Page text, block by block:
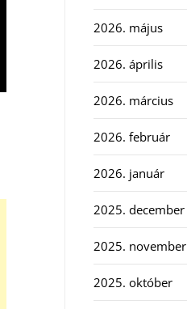
2026. május
2026. április
2026. március
2026. február
2026. január
2025. december
2025. november
2025. október